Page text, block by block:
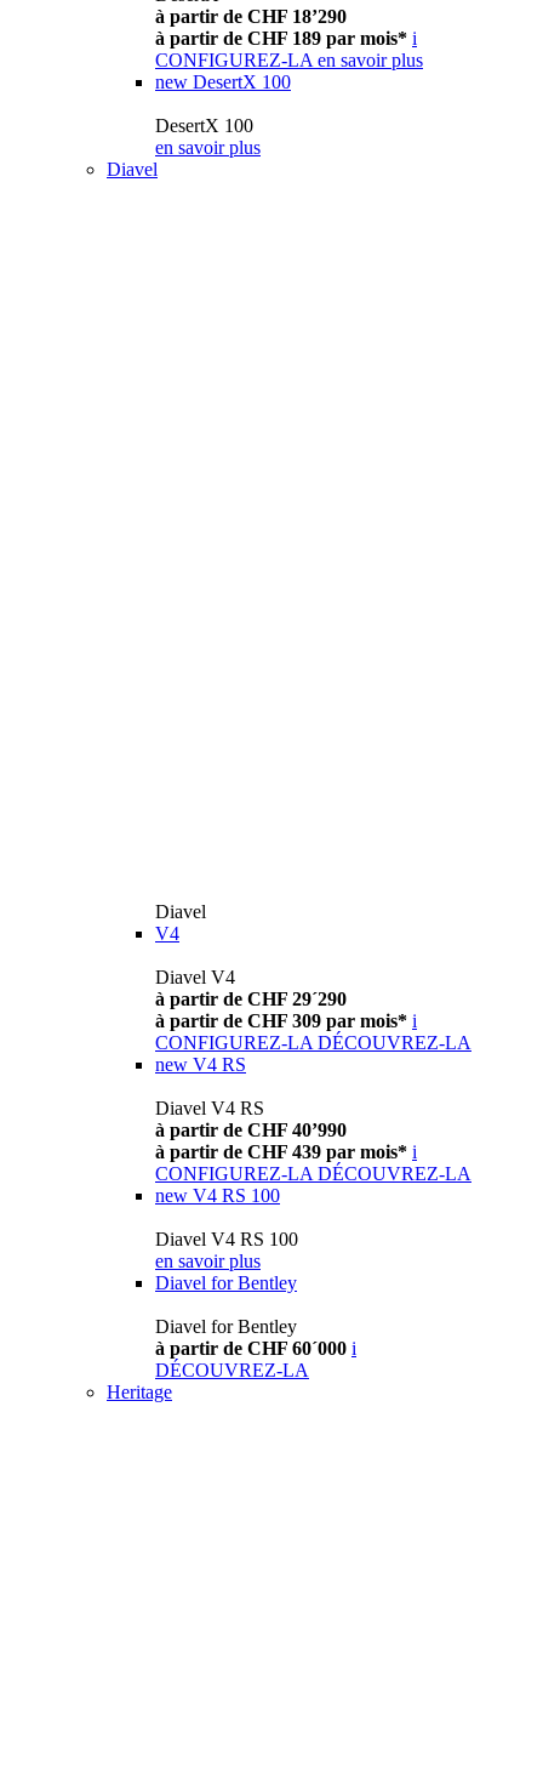
à partir de CHF 18’290
à partir de CHF 189 par mois* i
CONFIGUREZ-LA en savoir plus
new DesertX 100
DesertX 100
en savoir plus
Diavel
Diavel
V4
Diavel V4
à partir de CHF 29´290
à partir de CHF 309 par mois* i
CONFIGUREZ-LA DÉCOUVREZ-LA
new V4 RS
Diavel V4 RS
à partir de CHF 40’990
à partir de CHF 439 par mois* i
CONFIGUREZ-LA DÉCOUVREZ-LA
new V4 RS 100
Diavel V4 RS 100
en savoir plus
Diavel for Bentley
Diavel for Bentley
à partir de CHF 60´000 i
DÉCOUVREZ-LA
Heritage